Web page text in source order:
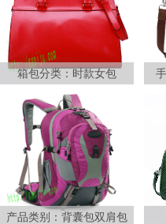
箱包分类：时款女包
产品类别：背囊包双肩包